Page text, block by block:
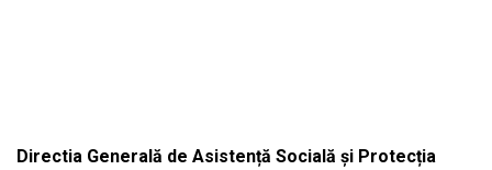
Directia Generală de Asistență Socială și Protecția